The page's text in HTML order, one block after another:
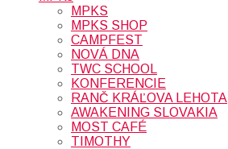
MPKS
MPKS SHOP
CAMPFEST
NOVÁ DNA
TWC SCHOOL
KONFERENCIE
RANČ KRÁĽOVA LEHOTA
AWAKENING SLOVAKIA
MOST CAFÉ
TIMOTHY